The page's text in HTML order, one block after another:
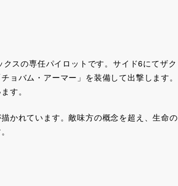
スの専任パイロットです。サイド6にてザク
ョバム・アーマー」を装備して出撃します。
す。
かれています。敵味方の概念を超え、生命の